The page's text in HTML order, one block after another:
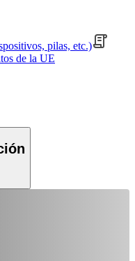
pilas, etc.)
de la UE